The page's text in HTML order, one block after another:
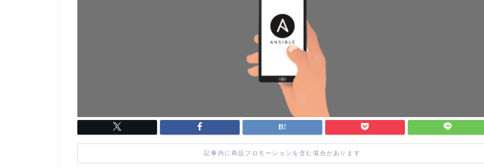
記事内に商品プロモーションを含む場合があります